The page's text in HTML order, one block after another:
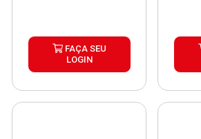
FAÇA SEU
LOGIN